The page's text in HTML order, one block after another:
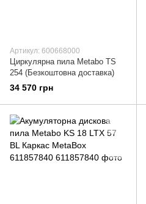
Артикул: 600668000
Циркулярна пила Metabo TS
254 (Безкоштовна доставка)
34 570 грн